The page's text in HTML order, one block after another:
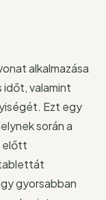
alkalmazása
időt, valamint
Ezt egy
során a
előtt
gyorsabban